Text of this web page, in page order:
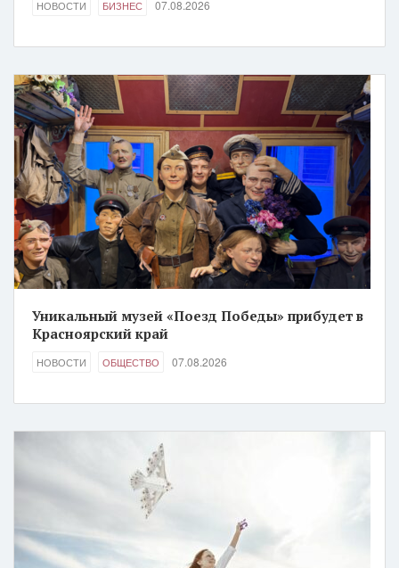
НОВОСТИ БИЗНЕС 07.08.2026
Уникальный музей «Поезд Победы» прибудет в
Красноярский край
НОВОСТИ ОБЩЕСТВО 07.08.2026